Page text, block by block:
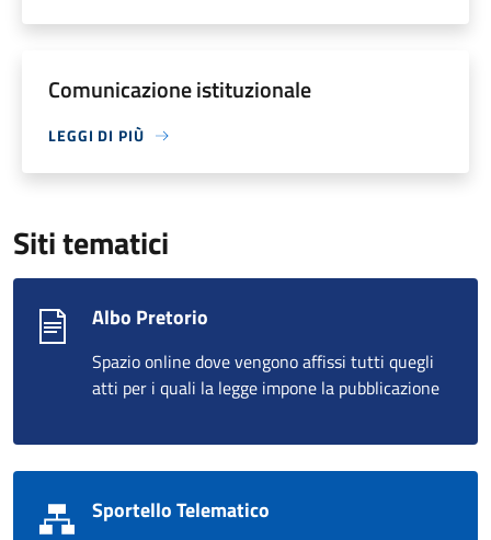
Comunicazione istituzionale
LEGGI DI PIÙ
Siti tematici
Albo Pretorio
Spazio online dove vengono affissi tutti quegli
atti per i quali la legge impone la pubblicazione
Sportello Telematico